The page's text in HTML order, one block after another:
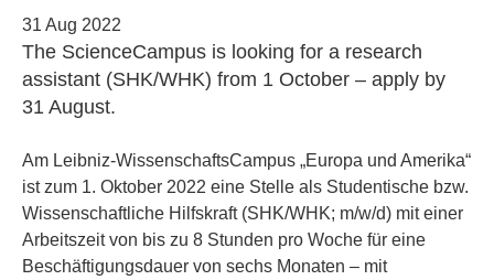
31 Aug 2022
The ScienceCampus is looking for a research
assistant (SHK/WHK) from 1 October – apply by
31 August.
Am Leibniz-WissenschaftsCampus „Europa und Amerika“
ist zum 1. Oktober 2022 eine Stelle als Studentische bzw.
Wissenschaftliche Hilfskraft (SHK/WHK; m/w/d) mit einer
Arbeitszeit von bis zu 8 Stunden pro Woche für eine
Beschäftigungsdauer von sechs Monaten – mit